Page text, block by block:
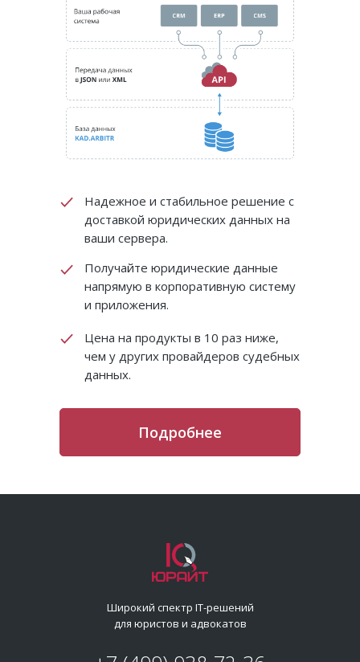
Надежное и стабильное решение с
доставкой юридических данных на
ваши сервера.
Подробнее
Получайте юридические данные
напрямую в корпоративную систему
и приложения.
Цена на продукты в 10 раз ниже,
чем у других провайдеров судебных
данных.
информационной системы
управления претензионно-
исковой работой в АО
Опыт
крупнейших
компаний
Широкий спектр IT-решений
для юристов и адвокатов